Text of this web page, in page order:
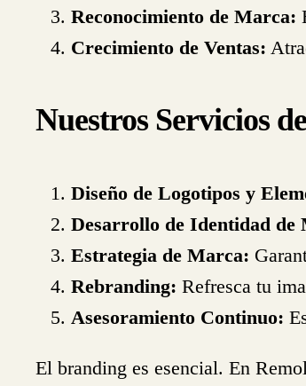
Reconocimiento de Marca:
Crecimiento de Ventas:
Nuestros Servicios
Diseño de Logotipos y
Desarrollo de Identidad de
Estrategia de Marca:
Rebranding: Refresca tu
Asesoramiento Continuo:
El branding es esencial. En